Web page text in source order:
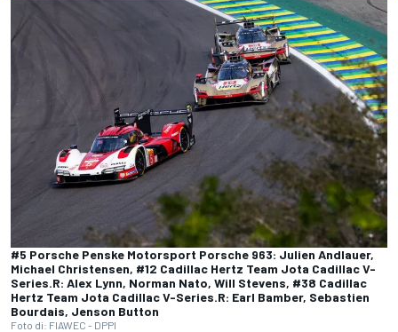
#5 Porsche Penske Motorsport Porsche 963: Julien Andlauer,
Michael Christensen, #12 Cadillac Hertz Team Jota Cadillac V-
Series.R: Alex Lynn, Norman Nato, Will Stevens, #38 Cadillac
Hertz Team Jota Cadillac V-Series.R: Earl Bamber, Sebastien
Bourdais, Jenson Button
Foto di: FIAWEC - DPPI